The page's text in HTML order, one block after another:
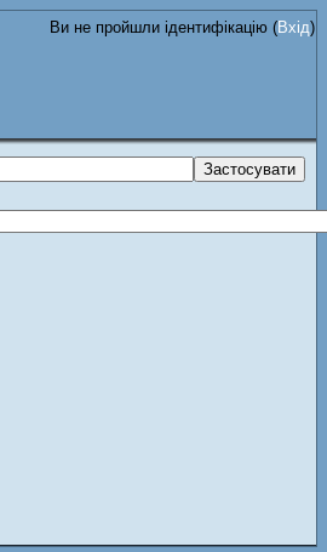
Ви не пройшли ідентифікацію (Вхід)